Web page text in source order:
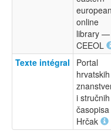
european
online
library —
CEEOL
Texte intégral
Portal
hrvatskih
i stručnih
Hrčak